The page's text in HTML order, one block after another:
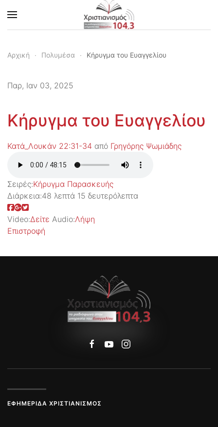
Skip to main content
Αρχική Πολυμέσα Κήρυγμα του Ευαγγελίου
Παρ, Ιαν 03, 2025
Κήρυγμα του Ευαγγελίου
Κατά_Λουκάν 22:31-34 από Γρηγόρης Ψωμιάδης
Σειρές:Kήρυγμα Παρασκευής
Διάρκεια:48 λεπτά 15 δευτερόλεπτα
Video:Δείτε Audio:Λήψη
Επιστροφή
ΕΦΗΜΕΡΊΔΑ ΧΡΙΣΤΙΑΝΙΣΜΌΣ